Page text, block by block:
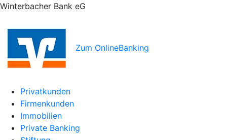
Winterbacher Bank eG
Zum OnlineBanking
Privatkunden
Firmenkunden
Immobilien
Private Banking